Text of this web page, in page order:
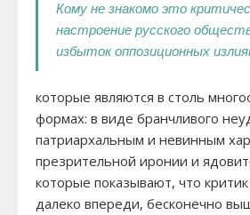
Кому не знакомо это
настроение русского
избыток оппозиционных
которые являются в столь
формах: в виде бранчливого
патриархальным и невинным
презрительной иронии и
которые показывают, что
далеко впереди, бесконечно